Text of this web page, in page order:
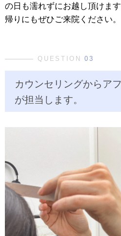
の日も濡れずにお越し頂けま
帰りにもぜひご来院ください。
QUESTION03
カウンセリングからア
が担当します。